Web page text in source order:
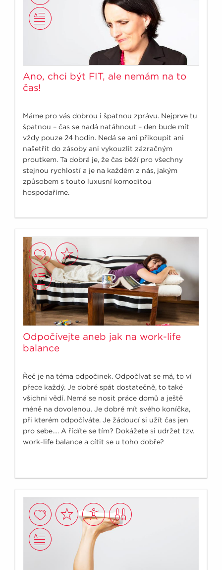
Ano, chci být FIT, ale nemám na to
čas!
Máme pro vás dobrou i špatnou zprávu. Nejprve tu
špatnou – čas se nadá natáhnout – den bude mít
vždy pouze 24 hodin. Nedá se ani přikoupit ani
našetřit do zásoby ani vykouzlit zázračným
proutkem. Ta dobrá je, že čas běží pro všechny
stejnou rychlostí a je na každém z nás, jakým
způsobem s touto luxusní komoditou
hospodaříme.
Odpočívejte aneb jak na work-life
balance
Řeč je na téma odpočinek. Odpočívat se má, to ví
přece každý. Je dobré spát dostatečně, to také
všichni vědí. Nemá se nosit práce domů a ještě
méně na dovolenou. Je dobré mít svého koníčka,
při kterém odpočíváte. Je žádoucí si užít čas jen
pro sebe…. A řídíte se tím? Dokážete si udržet tzv.
work-life balance a cítit se u toho dobře?